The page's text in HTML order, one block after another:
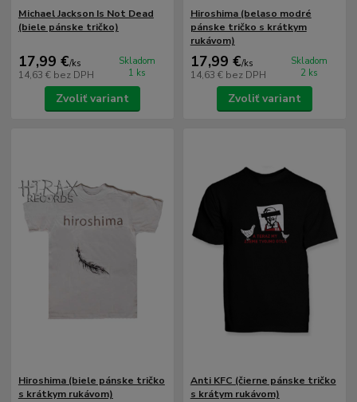
Michael Jackson Is Not Dead
(biele pánske tričko)
17,99 €/ks
14,63 € bez DPH
Skladom
1 ks
Zvoliť variant
Hiroshima (belaso modré
pánske tričko s krátkym
rukávom)
17,99 €/ks
14,63 € bez DPH
Skladom
2 ks
Zvoliť variant
Hiroshima (biele pánske tričko
s krátkym rukávom)
Anti KFC (čierne pánske tričko
s krátym rukávom)